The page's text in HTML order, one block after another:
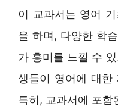
이 교과서는 영어
을 하며, 다양한 학
가 흥미를 느낄 수
생들이 영어에 대한
특히, 교과서에 포함